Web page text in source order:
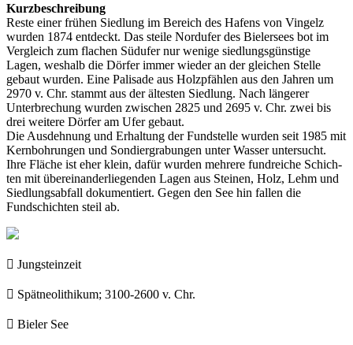
Kurzbeschreibung
Reste einer frühen Siedlung im Bereich des Hafens von Vingelz
wurden 1874 entdeckt. Das steile Nord­ufer des Bielersees bot im
Vergleich zum flachen Südufer nur wenige siedlungsgünstige
Lagen, wes­halb die Dörfer immer wieder an der gleichen Stelle
gebaut wurden. Eine Palisade aus Holzpfählen aus den Jahren um
2970 v. Chr. stammt aus der ältesten Siedlung. Nach längerer
Unterbrechung wurden zwischen 2825 und 2695 v. Chr. zwei bis
drei weitere Dörfer am Ufer gebaut.
Die Ausdehnung und Erhaltung der Fundstelle wur­den seit 1985 mit
Kernbohrungen und Sondiergrabungen unter Wasser untersucht.
Ihre Fläche ist eher klein, dafür wurden mehrere fundreiche Schich­
ten mit übereinanderliegenden Lagen aus Steinen, Holz, Lehm und
Siedlungsabfall dokumentiert. Gegen den See hin fallen die
Fundschichten steil ab.
 Jungsteinzeit
 Spätneolithikum; 3100-2600 v. Chr.
 Bieler See